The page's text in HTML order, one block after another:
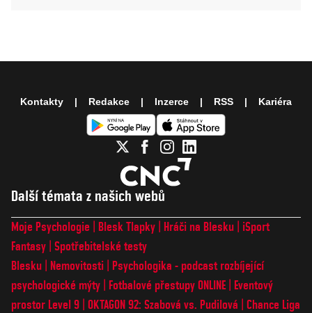
Další témata z našich webů
Moje Psychologie Blesk Tlapky Hráči na Blesku
iSport
Fantasy Spotřebitelské testy
Blesku
Nemovitosti
Psychologika - podcast rozbíjející
psychologické mýty
Fotbalové přestupy ONLINE
Eventový
prostor Level 9 OKTAGON 92: Szabová vs. Pudilová
Chance Liga
Kontakty Redakce Inzerce RSS Kariéra